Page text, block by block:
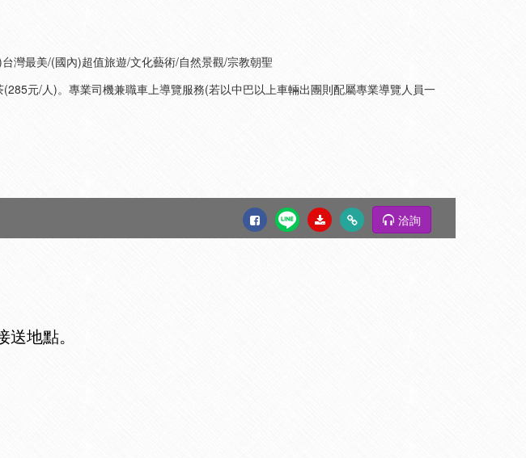
灣最美/(國內)超值旅遊/文化藝術/自然景觀/宗教朝聖
元/人)。專業司機兼職車上導覽服務(若以中巴以上車輛出團則配屬專業導覽人員一
洽詢
地點。